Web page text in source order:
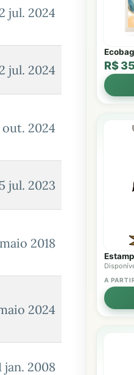
jul. 2024
jul. 2024
out. 2024
jul. 2023
2018
2024
jan. 2008
R$
A